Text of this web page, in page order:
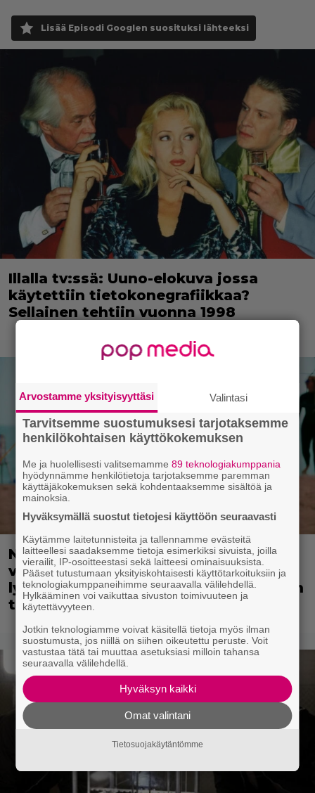
Lisää Episodi Googlen suosituksi lähteeksi
Illalla tv:ssä: Uuno-elokuva jossa
käytettiin tietokonegrafiikkaa?
Sellainen tehtiin vuonna 1998
Nyt ilmaiskatselussa: Kulttiklassikon
värikäs uusintaversio – ensi-ilta
lykkääntyi vastenmielisen kohuvideon
takia
Arvostamme yksityisyyttäsi Valintasi
Tarvitsemme suostumuksesi tarjotaksemme
henkilökohtaisen käyttökokemuksen
Me ja huolellisesti valitsemamme89 teknologiakumppania
hyödynnämme henkilötietoja tarjotaksemme paremman
käyttäjäkokemuksen sekä kohdentaaksemme sisältöä ja
mainoksia.
Hyväksymällä suostut tietojesi käyttöön seuraavasti
Käytämme laitetunnisteita ja tallennamme evästeitä
laitteellesi saadaksemme tietoja esimerkiksi sivuista, joilla
vierailit, IP-osoitteestasi sekä laitteesi ominaisuuksista.
Pääset tutustumaan yksityiskohtaisesti käyttötarkoituksiin ja
teknologiakumppaneihimme seuraavalla välilehdellä.
Hylkääminen voi vaikuttaa sivuston toimivuuteen ja
käytettävyyteen.
Jotkin teknologiamme voivat käsitellä tietoja myös ilman
suostumusta, jos niillä on siihen oikeutettu peruste. Voit
vastustaa tätä tai muuttaa asetuksiasi milloin tahansa
seuraavalla välilehdellä.
Hyväksyn kaikki
Omat valintani
Tietosuojakäytäntömme